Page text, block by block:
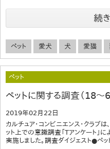
続
ペット 愛犬 犬 愛猫
ペット
ペットに関する調査（18
2019年02月22日
カルチュア・コンビニエンス・クラ
ット上での意識調査「Tアンケート」に
実施しました。調査ダイジェスト●ペッ